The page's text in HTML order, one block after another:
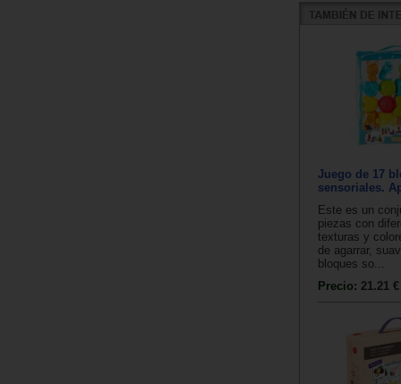
Juego de 17
sensoriales.
Este es un
piezas con
texturas y
de agarrar,
bloques so...
Precio: 21.21 €